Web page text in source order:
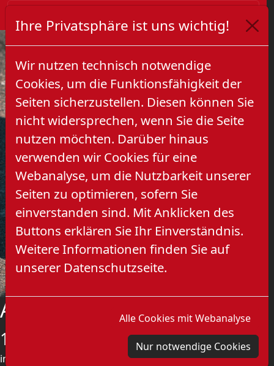
Ihre Privatsphäre ist uns wichtig!
Wir nutzen technisch notwendige
Cookies, um die Funktionsfähigkeit der
Seiten sicherzustellen. Diesen können Sie
nicht widersprechen, wenn Sie die Seite
nutzen möchten. Darüber hinaus
verwenden wir Cookies für eine
Webanalyse, um die Nutzbarkeit unserer
Seiten zu optimieren, sofern Sie
einverstanden sind. Mit Anklicken des
Buttons erklären Sie Ihr Einverständnis.
Weitere Informationen finden Sie auf
unserer Datenschutzseite.
Alle Cookies mit Webanalyse
Nur notwendige Cookies
Previous Next
Antifa Socken
10,00
inkl. MwSt. Versandkosten